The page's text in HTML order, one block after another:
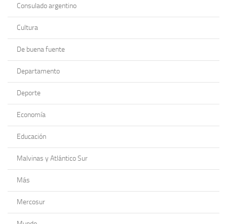
Consulado argentino
Cultura
De buena fuente
Departamento
Deporte
Economía
Educación
Malvinas y Atlántico Sur
Más
Mercosur